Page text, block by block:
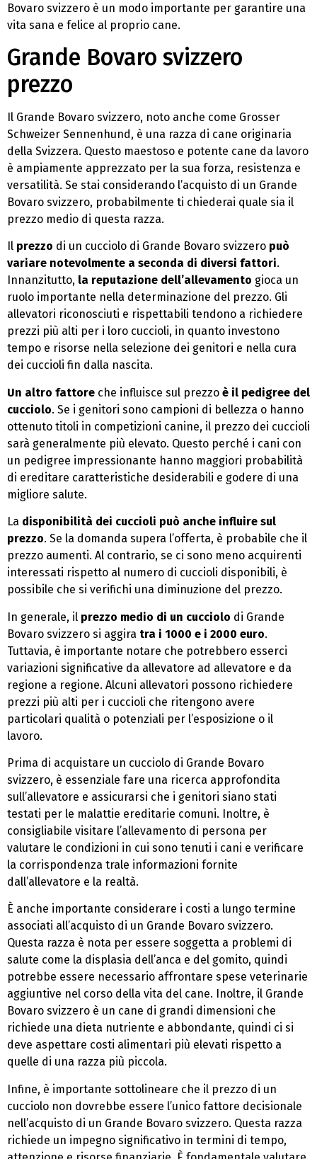
Bovaro svizzero è un modo importante per garantire una
vita sana e felice al proprio cane.
Grande Bovaro svizzero
prezzo
Il Grande Bovaro svizzero, noto anche come Grosser
Schweizer Sennenhund, è una razza di cane originaria
della Svizzera. Questo maestoso e potente cane da lavoro
è ampiamente apprezzato per la sua forza, resistenza e
versatilità. Se stai considerando l’acquisto di un Grande
Bovaro svizzero, probabilmente ti chiederai quale sia il
prezzo medio di questa razza.
Il prezzo di un cucciolo di Grande Bovaro svizzero può
variare notevolmente a seconda di diversi fattori.
Innanzitutto, la reputazione dell’allevamento gioca un
ruolo importante nella determinazione del prezzo. Gli
allevatori riconosciuti e rispettabili tendono a richiedere
prezzi più alti per i loro cuccioli, in quanto investono
tempo e risorse nella selezione dei genitori e nella cura
dei cuccioli fin dalla nascita.
Un altro fattore che influisce sul prezzo è il pedigree del
cucciolo. Se i genitori sono campioni di bellezza o hanno
ottenuto titoli in competizioni canine, il prezzo dei cuccioli
sarà generalmente più elevato. Questo perché i cani con
un pedigree impressionante hanno maggiori probabilità
di ereditare caratteristiche desiderabili e godere di una
migliore salute.
La disponibilità dei cuccioli può anche influire sul
prezzo. Se la domanda supera l’offerta, è probabile che il
prezzo aumenti. Al contrario, se ci sono meno acquirenti
interessati rispetto al numero di cuccioli disponibili, è
possibile che si verifichi una diminuzione del prezzo.
In generale, il prezzo medio di un cucciolo di Grande
Bovaro svizzero si aggira tra i 1000 e i 2000 euro.
Tuttavia, è importante notare che potrebbero esserci
variazioni significative da allevatore ad allevatore e da
regione a regione. Alcuni allevatori possono richiedere
prezzi più alti per i cuccioli che ritengono avere
particolari qualità o potenziali per l’esposizione o il
lavoro.
Prima di acquistare un cucciolo di Grande Bovaro
svizzero, è essenziale fare una ricerca approfondita
sull’allevatore e assicurarsi che i genitori siano stati
testati per le malattie ereditarie comuni. Inoltre, è
consigliabile visitare l’allevamento di persona per
valutare le condizioni in cui sono tenuti i cani e verificare
la corrispondenza trale informazioni fornite
dall’allevatore e la realtà.
È anche importante considerare i costi a lungo termine
associati all’acquisto di un Grande Bovaro svizzero.
Questa razza è nota per essere soggetta a problemi di
salute come la displasia dell’anca e del gomito, quindi
potrebbe essere necessario affrontare spese veterinarie
aggiuntive nel corso della vita del cane. Inoltre, il Grande
Bovaro svizzero è un cane di grandi dimensioni che
richiede una dieta nutriente e abbondante, quindi ci si
deve aspettare costi alimentari più elevati rispetto a
quelle di una razza più piccola.
Infine, è importante sottolineare che il prezzo di un
cucciolo non dovrebbe essere l’unico fattore decisionale
nell’acquisto di un Grande Bovaro svizzero. Questa razza
richiede un impegno significativo in termini di tempo,